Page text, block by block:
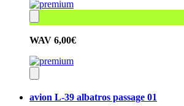
WAV 6,00€
avion L-39 albatros passage 01